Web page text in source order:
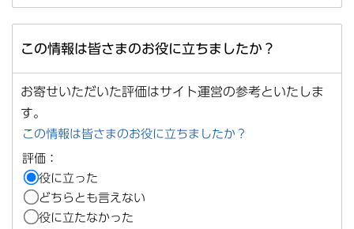
この情報は皆さまのお役に立ちましたか？
お寄せいただいた評価はサイト運営の参考といたしま
す。
この情報は皆さまのお役に立ちましたか？
評価：
役に立った
どちらとも言えない
役に立たなかった